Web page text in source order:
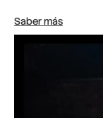
Saber más